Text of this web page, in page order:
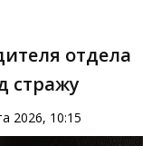
отдела
стражу
2026, 10:15